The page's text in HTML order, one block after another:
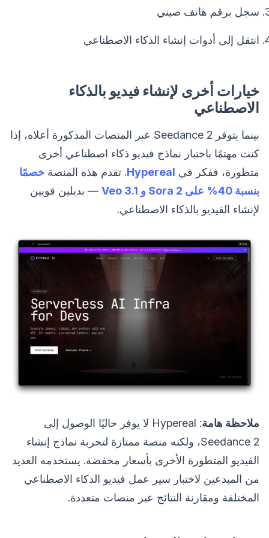
سجل برقم هاتف صيني
انتقل إلى أدوات إنشاء الذكاء الاصطناعي
خيارات أخرى لإنشاء فيديو بالذكاء
الاصطناعي
بينما يتوفر Seedance 2 عبر المنصات المذكورة أعلاه، إذا
كنت مهتمًا باختبار نماذج فيديو ذكاء اصطناعي أخرى
متطورة، ففكر في Hypereal. تقدم هذه المنصة خصمًا
بنسبة 40% على Sora 2 و Veo 3.1
— بديلين قويين
لإنشاء الفيديو بالذكاء الاصطناعي.
ملاحظة هامة
: Hypereal لا يوفر حاليًا الوصول إلى
Seedance 2، ولكنه منصة ممتازة لتجربة نماذج إنشاء
الفيديو المتطورة الأخرى بأسعار مخفضة. يستخدمه العديد
من المبدعين لاختبار سير عمل فيديو الذكاء الاصطناعي
المختلفة ومقارنة النتائج عبر منصات متعددة.